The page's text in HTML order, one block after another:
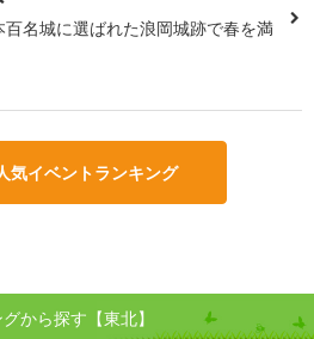
百名城に選ばれた浪岡城跡で春を満
気イベントランキング
から探す【東北】